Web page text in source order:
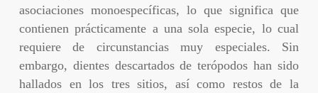
asociaciones monoespecíficas, lo que significa que
contienen prácticamente a una sola especie, lo cual
requiere de circunstancias muy especiales. Sin
embargo, dientes descartados de terópodos han sido
hallados en los tres sitios, así como restos de la